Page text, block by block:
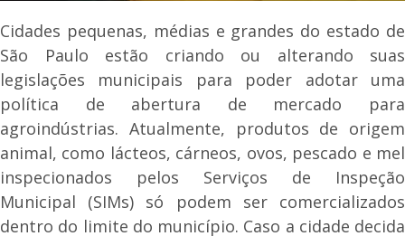
Cidades pequenas, médias e grandes do estado de
São Paulo estão criando ou alterando suas
legislações municipais para poder adotar uma
política de abertura de mercado para
agroindústrias. Atualmente, produtos de origem
animal, como lácteos, cárneos, ovos, pescado e mel
inspecionados pelos Serviços de Inspeção
Municipal (SIMs) só podem ser comercializados
dentro do limite do município. Caso a cidade decida